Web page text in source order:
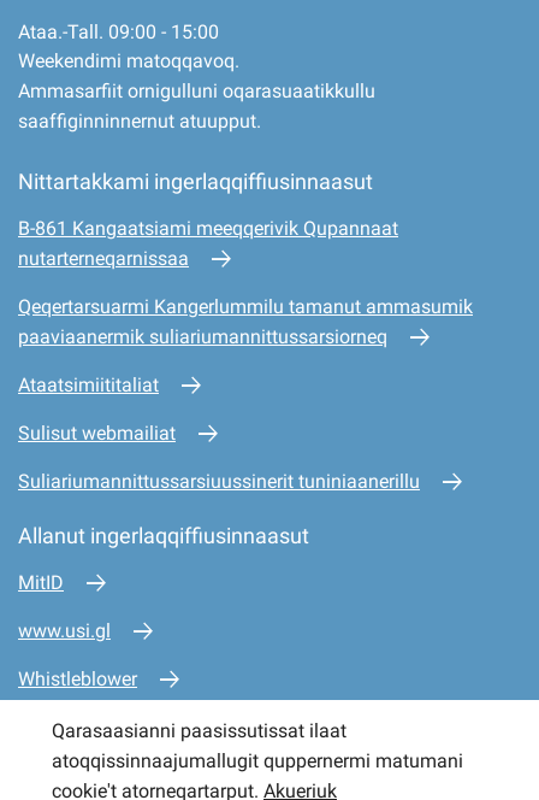
Ataa.-Tall. 09:00 - 15:00
Weekendimi matoqqavoq.
Ammasarfiit ornigulluni oqarasuaatikkullu
saaffiginninnernut atuupput.
Nittartakkami ingerlaqqiffiusinnaasut
B-861 Kangaatsiami meeqqerivik Qupannaat
nutarterneqarnissaa
Qeqertarsuarmi Kangerlummilu tamanut ammasumik
paaviaanermik suliariumannittussarsiorneq
Ataatsimiititaliat
Sulisut webmailiat
Suliariumannittussarsiuussinerit tuniniaanerillu
Allanut ingerlaqqiffiusinnaasut
MitID
www.usi.gl
Whistleblower
www.mio.gl
www.sullissivik.gl
Qarasaasianni paasissutissat ilaat
atoqqissinnaajumallugit quppernermi matumani
cookie't atorneqartarput. Akueriuk